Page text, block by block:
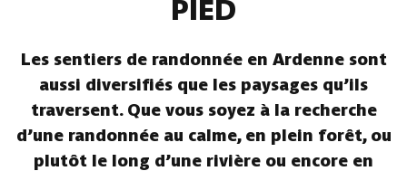
PIED
Les sentiers de randonnée en Ardenne sont
aussi diversifiés que les paysages qu’ils
traversent. Que vous soyez à la recherche
d’une randonnée au calme, en plein forêt, ou
plutôt le long d’une rivière ou encore en